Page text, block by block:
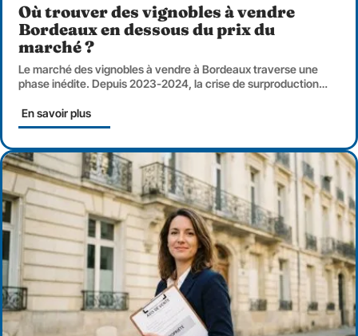
Où trouver des vignobles à vendre
Bordeaux en dessous du prix du
marché ?
Le marché des vignobles à vendre à Bordeaux traverse une
phase inédite. Depuis 2023-2024, la crise de surproduction…
En savoir plus